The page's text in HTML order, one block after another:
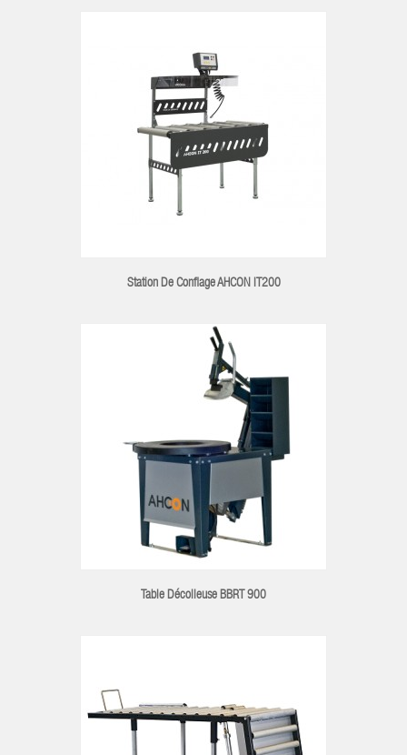
Station De Conflage AHCON IT200
Table Décolleuse BBRT 900